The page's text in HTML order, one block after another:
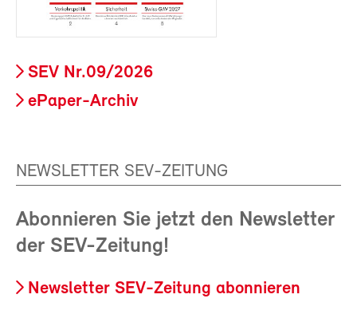
SEV Nr.09/2026
ePaper-Archiv
NEWSLETTER SEV-ZEITUNG
Abonnieren Sie jetzt den Newsletter
der SEV-Zeitung!
Newsletter SEV-Zeitung abonnieren